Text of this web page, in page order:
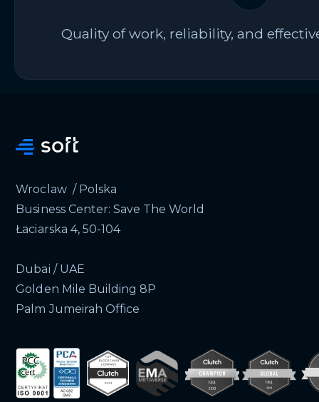
Quality of work, reliability, and
Wroclaw / Polska
Business Center: Save The World
Łaciarska 4, 50-104
Dubai / UAE
Golden Mile Building 8P
Palm Jumeirah Office